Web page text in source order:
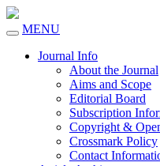
Toggle
navigation
MENU
Journal Info
About the Journal
Aims and Scope
Editorial Board
Subscription
Copyright &
Crossmark Policy
Contact